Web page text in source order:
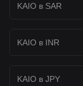
KAIO в SAR
KAIO в INR
KAIO в JPY